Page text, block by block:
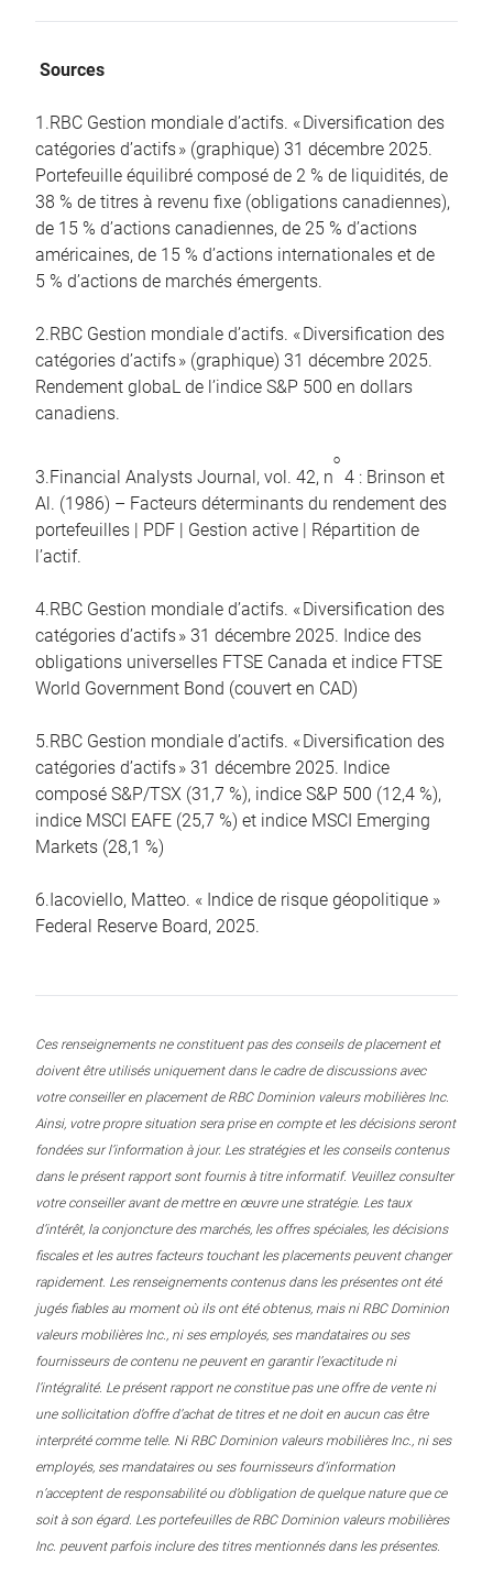
Sources
1.RBC Gestion mondiale d’actifs. « Diversification des
catégories d’actifs » (graphique) 31 décembre 2025.
Portefeuille équilibré composé de 2 % de liquidités, de
38 % de titres à revenu fixe (obligations canadiennes),
de 15 % d’actions canadiennes, de 25 % d’actions
américaines, de 15 % d’actions internationales et de
5 % d’actions de marchés émergents.
2.RBC Gestion mondiale d’actifs. « Diversification des
catégories d’actifs » (graphique) 31 décembre 2025.
Rendement globaL de l’indice S&P 500 en dollars
canadiens.
3.Financial Analysts Journal, vol. 42, n
o
4 : Brinson et
Al. (1986) – Facteurs déterminants du rendement des
portefeuilles | PDF | Gestion active | Répartition de
l’actif.
4.RBC Gestion mondiale d’actifs. « Diversification des
catégories d’actifs » 31 décembre 2025. Indice des
obligations universelles FTSE Canada et indice FTSE
World Government Bond (couvert en CAD)
5.RBC Gestion mondiale d’actifs. « Diversification des
catégories d’actifs » 31 décembre 2025. lndice
composé S&P/TSX (31,7 %), indice S&P 500 (12,4 %),
indice MSCI EAFE (25,7 %) et indice MSCI Emerging
Markets (28,1 %)
6.Iacoviello, Matteo. « Indice de risque géopolitique »
Federal Reserve Board, 2025.
Ces renseignements ne constituent pas des conseils de placement et
doivent être utilisés uniquement dans le cadre de discussions avec
votre conseiller en placement de RBC Dominion valeurs mobilières Inc.
Ainsi, votre propre situation sera prise en compte et les décisions seront
fondées sur l’information à jour. Les stratégies et les conseils contenus
dans le présent rapport sont fournis à titre informatif. Veuillez consulter
votre conseiller avant de mettre en œuvre une stratégie. Les taux
d’intérêt, la conjoncture des marchés, les offres spéciales, les décisions
fiscales et les autres facteurs touchant les placements peuvent changer
rapidement. Les renseignements contenus dans les présentes ont été
jugés fiables au moment où ils ont été obtenus, mais ni RBC Dominion
valeurs mobilières Inc., ni ses employés, ses mandataires ou ses
fournisseurs de contenu ne peuvent en garantir l’exactitude ni
l’intégralité. Le présent rapport ne constitue pas une offre de vente ni
une sollicitation d’offre d’achat de titres et ne doit en aucun cas être
interprété comme telle. Ni RBC Dominion valeurs mobilières Inc., ni ses
employés, ses mandataires ou ses fournisseurs d’information
n’acceptent de responsabilité ou d’obligation de quelque nature que ce
soit à son égard. Les portefeuilles de RBC Dominion valeurs mobilières
Inc. peuvent parfois inclure des titres mentionnés dans les présentes.